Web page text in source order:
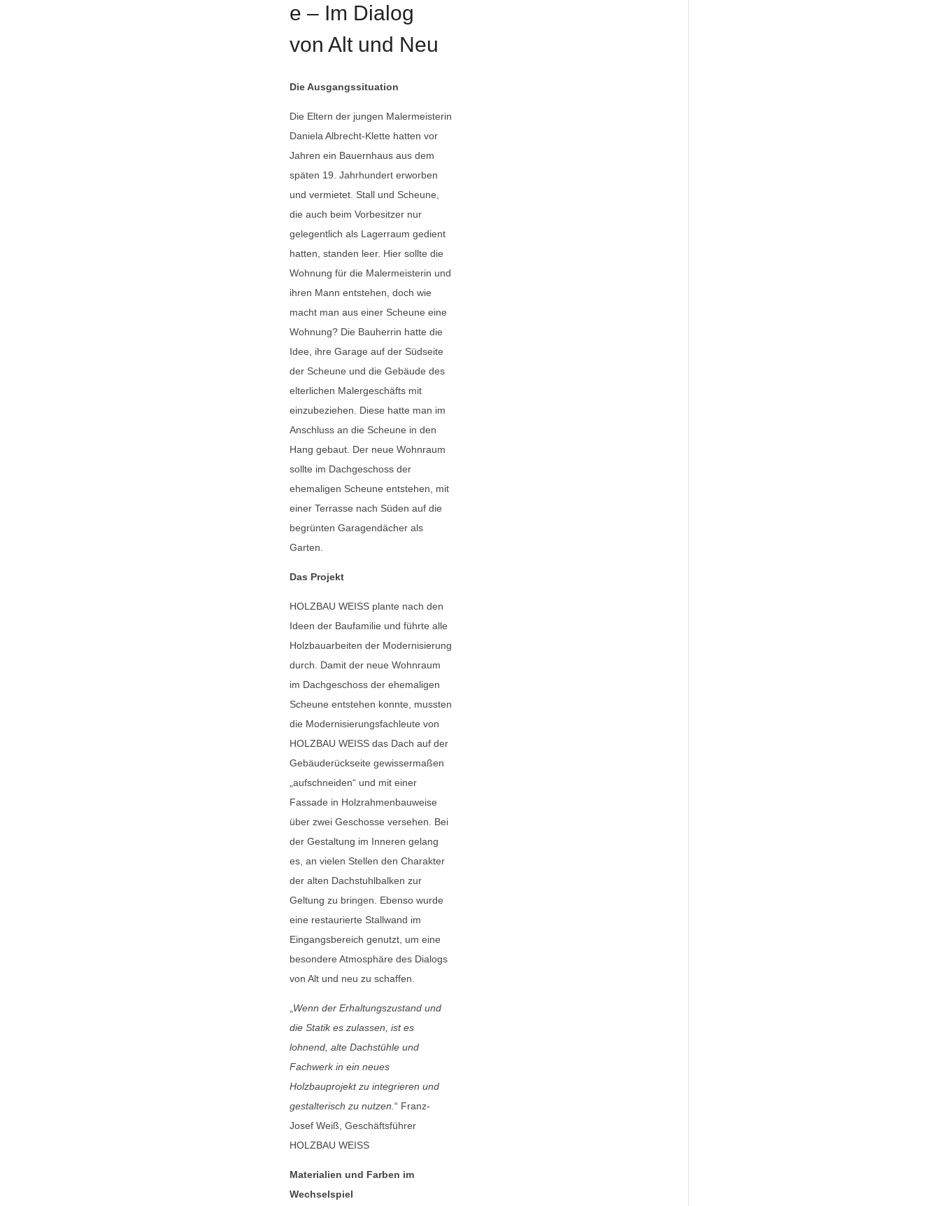
e – Im Dialog
von Alt und Neu
Die Ausgangssituation
Die Eltern der jungen Malermeisterin
Daniela Albrecht-Klette hatten vor
Jahren ein Bauernhaus aus dem
späten 19. Jahrhundert erworben
und vermietet. Stall und Scheune,
die auch beim Vorbesitzer nur
gelegentlich als Lagerraum gedient
hatten, standen leer. Hier sollte die
Wohnung für die Malermeisterin und
ihren Mann entstehen, doch wie
macht man aus einer Scheune eine
Wohnung? Die Bauherrin hatte die
Idee, ihre Garage auf der Südseite
der Scheune und die Gebäude des
elterlichen Malergeschäfts mit
einzubeziehen. Diese hatte man im
Anschluss an die Scheune in den
Hang gebaut. Der neue Wohnraum
sollte im Dachgeschoss der
ehemaligen Scheune entstehen, mit
einer Terrasse nach Süden auf die
begrünten Garagendächer als
Garten.
Das Projekt
HOLZBAU WEISS plante nach den
Ideen der Baufamilie und führte alle
Holzbauarbeiten der Modernisierung
durch. Damit der neue Wohnraum
im Dachgeschoss der ehemaligen
Scheune entstehen konnte, mussten
die Modernisierungsfachleute von
HOLZBAU WEISS das Dach auf der
Gebäuderückseite gewissermaßen
„aufschneiden“ und mit einer
Fassade in Holzrahmenbauweise
über zwei Geschosse versehen. Bei
der Gestaltung im Inneren gelang
es, an vielen Stellen den Charakter
der alten Dachstuhlbalken zur
Geltung zu bringen. Ebenso wurde
eine restaurierte Stallwand im
Eingangsbereich genutzt, um eine
besondere Atmosphäre des Dialogs
von Alt und neu zu schaffen.
Wenn der Erhaltungszustand und
die Statik es zulassen, ist es
lohnend, alte Dachstühle und
Fachwerk in ein neues
Holzbauprojekt zu integrieren und
gestalterisch zu nutzen. “ Franz-
Josef Weiß, Geschäftsführer
HOLZBAU WEISS
Materialien und Farben im
Wechselspiel